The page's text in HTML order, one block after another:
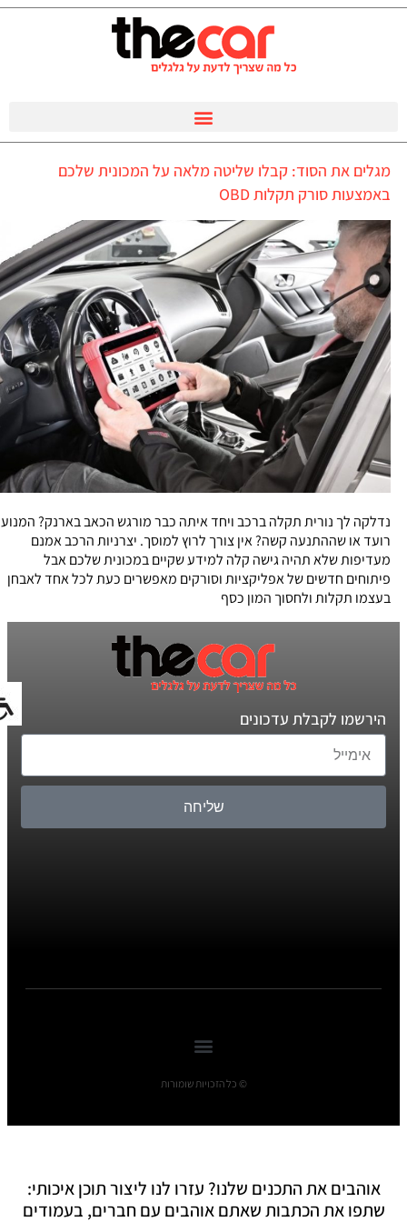
מגלים את הסוד: קבלו שליטה מלאה על המכונית שלכם
באמצעות סורק תקלות OBD
נדלקה לך נורית תקלה ברכב ויחד איתה כבר מורגש הכאב בארנק? המנוע
רועד או שההתנעה קשה? אין צורך לרוץ למוסך. יצרניות הרכב אמנם
מעדיפות שלא תהיה גישה קלה למידע שקיים במכונית שלכם אבל
פיתוחים חדשים של אפליקציות וסורקים מאפשרים כעת לכל אחד לאבחן
בעצמו תקלות ולחסוך המון כסף
הירשמו לקבלת עדכונים
שליחה
© כל הזכויות שומורות
אוהבים את התכנים שלנו? עזרו לנו ליצור תוכן איכותי:
שתפו את הכתבות שאתם אוהבים עם חברים, בעמודים